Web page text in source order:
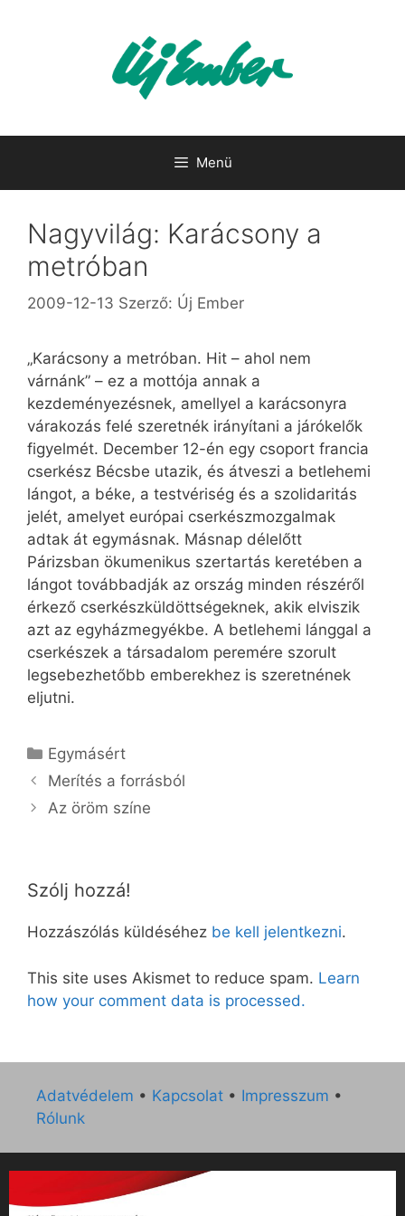
Menü
Nagyvilág: Karácsony a
metróban
2009-12-13 Szerző: Új Ember
„Karácsony a metróban. Hit – ahol nem
várnánk” – ez a mottója annak a
kezdeményezésnek, amellyel a karácsonyra
várakozás felé szeretnék irányítani a járókelők
figyelmét. December 12-én egy csoport francia
cserkész Bécsbe utazik, és átveszi a betlehemi
lángot, a béke, a testvériség és a szolidaritás
jelét, amelyet európai cserkészmozgalmak
adtak át egymásnak. Másnap délelőtt
Párizsban ökumenikus szertartás keretében a
lángot továbbadják az ország minden részéről
érkező cserkészküldöttségeknek, akik elviszik
azt az egyházmegyékbe. A betlehemi lánggal a
cserkészek a társadalom peremére szorult
legsebezhetőbb emberekhez is szeretnének
eljutni.
Kategória
Egymásért
Merítés a forrásból
Az öröm színe
Szólj hozzá!
Hozzászólás küldéséhez be kell jelentkezni.
This site uses Akismet to reduce spam. Learn
how your comment data is processed.
Adatvédelem • Kapcsolat • Impresszum •
Rólunk